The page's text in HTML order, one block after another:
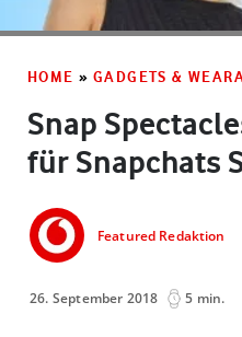
HOME » GADGETS &
Snap
für Snapchats
Featured Redaktion
26. September 2018 5 min.